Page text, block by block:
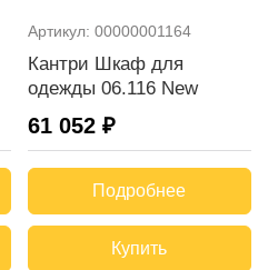
Артикул: 00000001164
Кантри Шкаф для
одежды 06.116 New
61 052 ₽
Подробнее
Купить